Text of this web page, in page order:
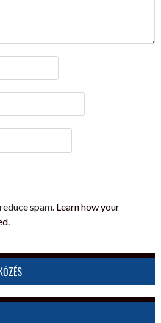
spam. Learn how your